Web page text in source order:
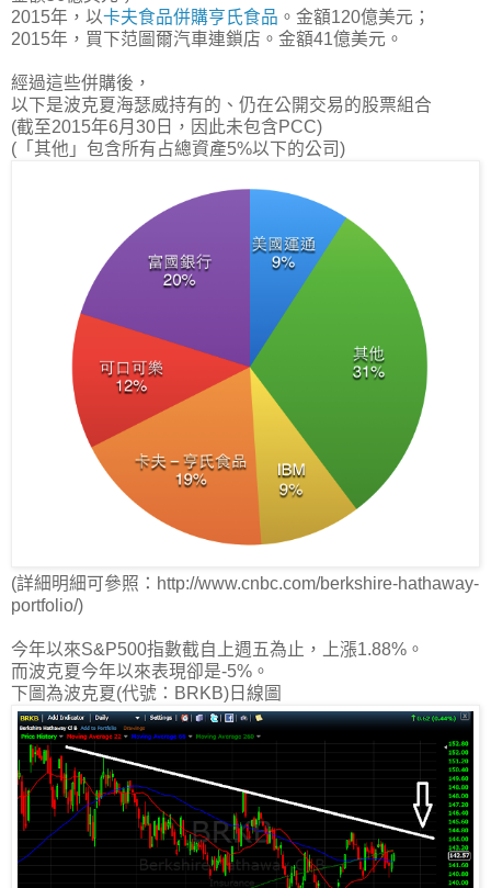
2015年，以卡夫食品併購亨氏食品 。金額120億美元；
2015年，買下范圖爾汽車連鎖店。金額41億美元。
經過這些併購後，
以下是波克夏海瑟威持有的、仍在公開交易的股票組合
(截至2015年6月30日，因此未包含PCC)
(「其他」包含所有占總資產5%以下的公司)
(詳細明細可參照：http://www.cnbc.com/berkshire-hathaway-
portfolio/)
今年以來S&P500指數截自上週五為止，上漲1.88%。
而波克夏今年以來表現卻是-5% 。
下圖為波克夏(代號：BRKB)日線圖